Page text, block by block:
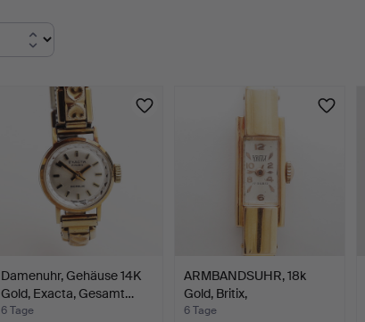
Damenuhr, Gehäuse 14K
Gold, Exacta, Gesamt…
6 Tage
ARMBANDSUHR, 18k
Gold, Britix,
Gesamtgewic…
6 Tage